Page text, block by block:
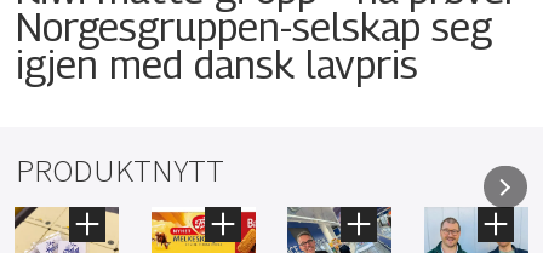
Norgesgruppen-selskap seg
igjen med dansk lavpris
PRODUKTNYTT